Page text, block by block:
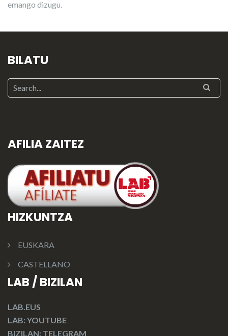
emango dizugu.
BILATU
AFILIA ZAITEZ
HIZKUNTZA
EUSKARA
CASTELLANO
LAB / BIZILAN
LAB.EUS
LAB: YOUTUBE
BIZILAN: TELEGRAM